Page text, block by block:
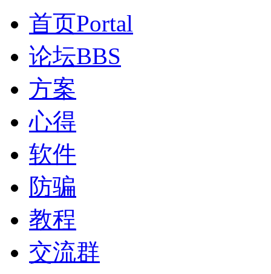
首页Portal
论坛BBS
方案
心得
软件
防骗
教程
交流群